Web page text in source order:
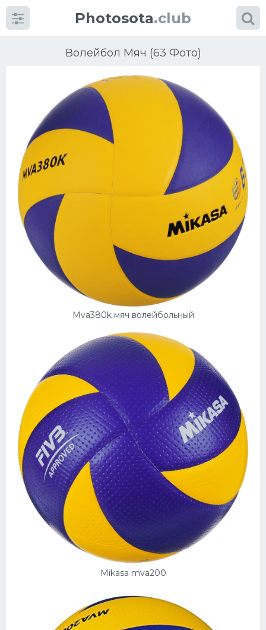
Photosota.club
Волейбол Мяч (63 Фото)
Mva380k мяч волейбольный
Mikasa mva200
Категории
Еще картинки...
Футбол
Баскетбол
Хоккей
Велогонки
Конькобежный спорт